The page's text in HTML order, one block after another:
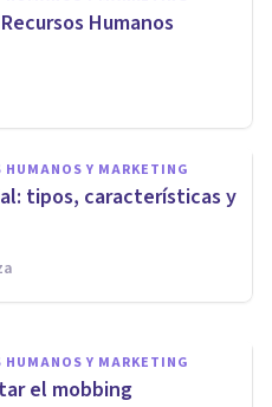
Humanos
Y MARKETING
tipos, características y
es y por qué
de
Y MARKETING
el mobbing